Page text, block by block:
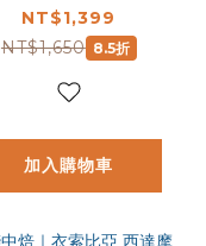
惠組｜暖窩咖啡
NT$1,399
NT$1,650 8.5折
加入購物車